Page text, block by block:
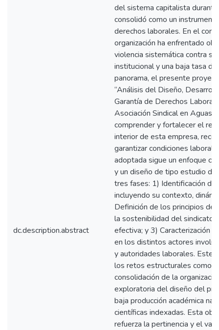
dc.description.abstract
del sistema capitalista
consolidó como un
derechos laborales. En el
organización ha enfrentado
violencia sistemática contra
institucional y una baja tasa
panorama, el presente
“Análisis del Diseño,
Garantía de Derechos
Asociación Sindical en Aguas
comprender y fortalecer el
interior de esta empresa,
garantizar condiciones
adoptada sigue un enfoque
y un diseño de tipo estudio
tres fases: 1) Identificación
incluyendo su contexto,
Definición de los principios de
la sostenibilidad del sindicato
efectiva; y 3) Caracterización
en los distintos actores
y autoridades laborales. Este
los retos estructurales como
consolidación de la
exploratoria del diseño del
baja producción académica
científicas indexadas. Esta
refuerza la pertinencia y el